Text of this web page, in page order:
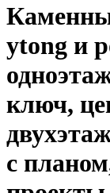
ytong и
ключ,
с